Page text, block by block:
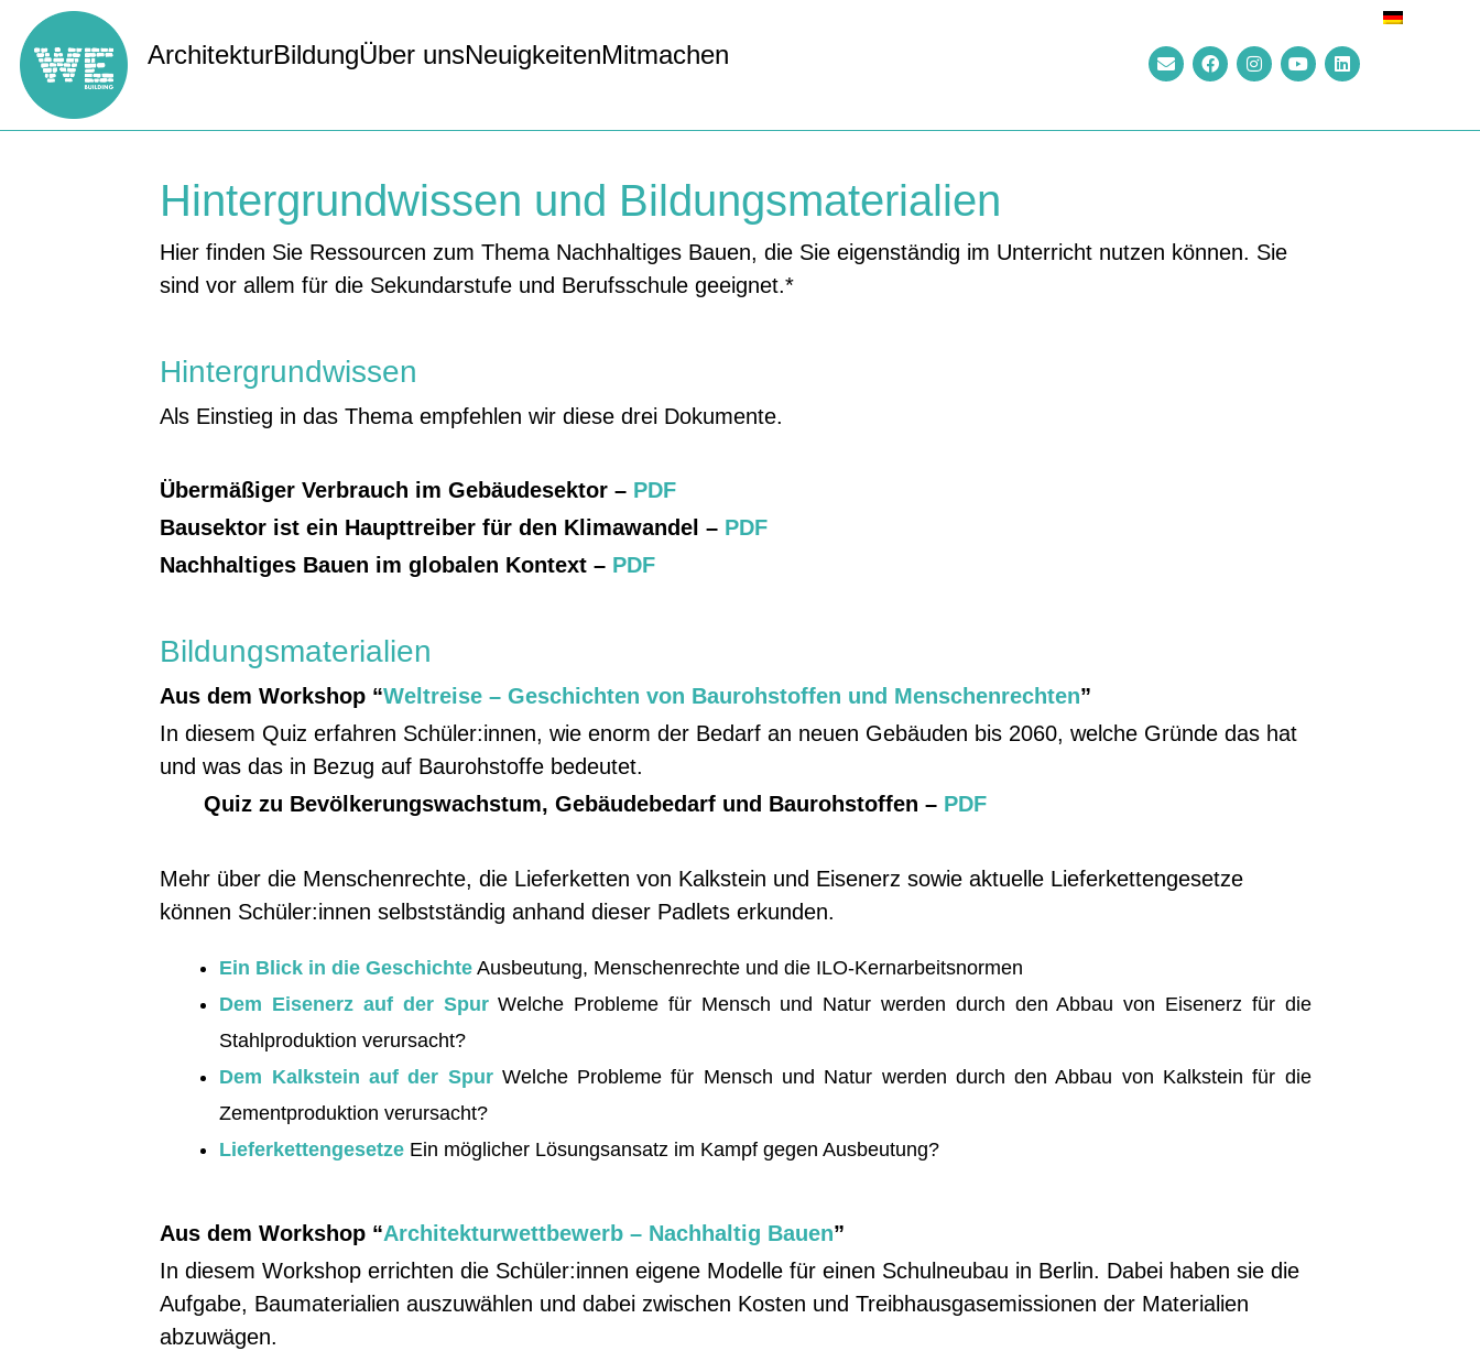
ArchitekturBildungÜber unsNeuigkeitenMitmachen
Hintergrundwissen und Bildungsmaterialien
Hier finden Sie Ressourcen zum Thema Nachhaltiges Bauen, die Sie eigenständig im Unterricht nutzen können. Sie
sind vor allem für die Sekundarstufe und Berufsschule geeignet.*
Hintergrundwissen
Als Einstieg in das Thema empfehlen wir diese drei Dokumente.
Übermäßiger Verbrauch im Gebäudesektor – PDF
Bausektor ist ein Haupttreiber für den Klimawandel – PDF
Nachhaltiges Bauen im globalen Kontext – PDF
Bildungsmaterialien
Aus dem Workshop “Weltreise – Geschichten von Baurohstoffen und Menschenrechten”
In diesem Quiz erfahren Schüler:innen, wie enorm der Bedarf an neuen Gebäuden bis 2060, welche Gründe das hat
und was das in Bezug auf Baurohstoffe bedeutet.
Quiz zu Bevölkerungswachstum, Gebäudebedarf und Baurohstoffen – PDF
Mehr über die Menschenrechte, die Lieferketten von Kalkstein und Eisenerz sowie aktuelle Lieferkettengesetze
können Schüler:innen selbstständig anhand dieser Padlets erkunden.
Ein Blick in die Geschichte Ausbeutung, Menschenrechte und die ILO-Kernarbeitsnormen
Dem Eisenerz auf der SpurWelche Probleme für Mensch und Natur werden durch den Abbau von Eisenerz für die
Stahlproduktion verursacht?
Dem Kalkstein auf der SpurWelche Probleme für Mensch und Natur werden durch den Abbau von Kalkstein für die
Zementproduktion verursacht?
Lieferkettengesetze Ein möglicher Lösungsansatz im Kampf gegen Ausbeutung?
Aus dem Workshop “Architekturwettbewerb – Nachhaltig Bauen”
In diesem Workshop errichten die Schüler:innen eigene Modelle für einen Schulneubau in Berlin. Dabei haben sie die
Aufgabe, Baumaterialien auszuwählen und dabei zwischen Kosten und Treibhausgasemissionen der Materialien
abzuwägen.